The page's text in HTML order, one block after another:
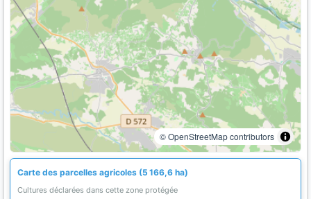
© OpenStreetMap contributors
Carte des parcelles agricoles (5 166,6 ha)
Cultures déclarées dans cette zone protégée